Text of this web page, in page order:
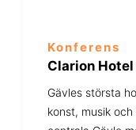
Konferens
Clarion Hotel
Gävles största
konst, musik